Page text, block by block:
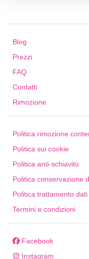
Blog
Prezzi
FAQ
Contatti
Rimozione
Politica rimozione
Politica sui cookie
Politica anti-schiavitù
Politica conservazione
Politica trattamento dati
Termini e condizioni
Facebook
Instagram